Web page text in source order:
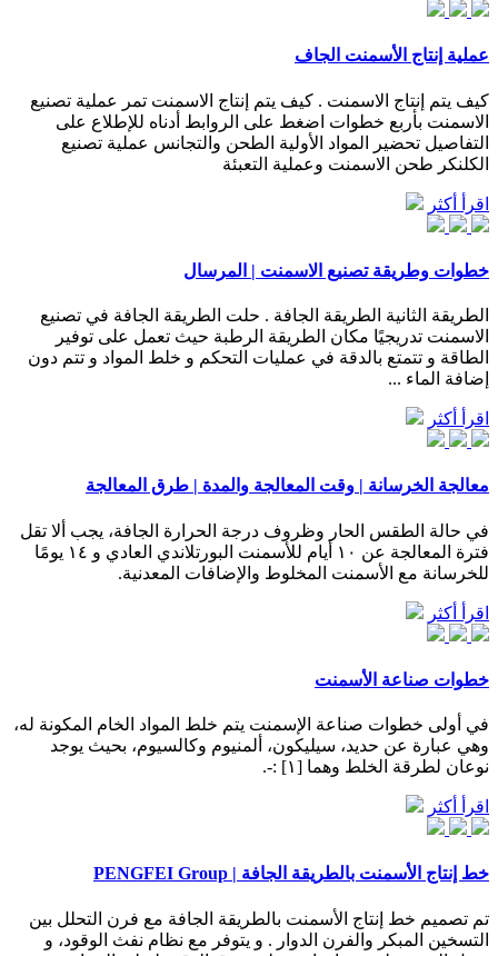
عملية إنتاج الأسمنت الجاف
كيف يتم إنتاج الاسمنت . كيف يتم إنتاج الاسمنت تمر عملية تصنيع
الاسمنت بأربع خطوات اضغط على الروابط أدناه للإطلاع على
التفاصيل تحضير المواد الأولية الطحن والتجانس عملية تصنيع
الكلنكر طحن الاسمنت وعملية التعبئة
اقرأ أكثر
خطوات وطريقة تصنيع الاسمنت | المرسال
الطريقة الثانية الطريقة الجافة . حلت الطريقة الجافة في تصنيع
الاسمنت تدريجيًا مكان الطريقة الرطبة حيث تعمل على توفير
الطاقة و تتمتع بالدقة في عمليات التحكم و خلط المواد و تتم دون
إضافة الماء ...
اقرأ أكثر
معالجة الخرسانة | وقت المعالجة والمدة | طرق المعالجة
في حالة الطقس الحار وظروف درجة الحرارة الجافة، يجب ألا تقل
فترة المعالجة عن ١٠ أيام للأسمنت البورتلاندي العادي و ١٤ يومًا
للخرسانة مع الأسمنت المخلوط والإضافات المعدنية.
اقرأ أكثر
خطوات صناعة الأسمنت
في أولى خطوات صناعة الإسمنت يتم خلط المواد الخام المكونة له،
وهي عبارة عن حديد، سيليكون، ألمنيوم وكالسيوم، بحيث يوجد
نوعان لطرقة الخلط وهما [١] :-.
اقرأ أكثر
خط إنتاج الأسمنت بالطريقة الجافة | PENGFEI Group
تم تصميم خط إنتاج الأسمنت بالطريقة الجافة مع فرن التحلل بين
التسخين المبكر والفرن الدوار . و يتوفر مع نظام نفث الوقود، و